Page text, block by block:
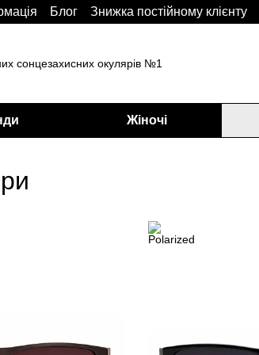
Блoг Знижка постійному клієнту
сонцезахисних окулярів №1
Жіночі